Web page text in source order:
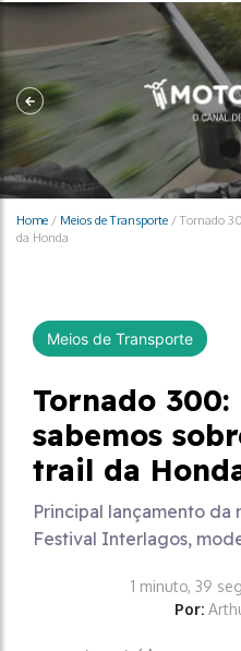
Home / Meios de Transporte /Tornado
da Honda
Meios de Transporte
Tornado
sabemos
trail da
Principal lançamento da
Festival Interlagos,
1 minuto, 39
Por: